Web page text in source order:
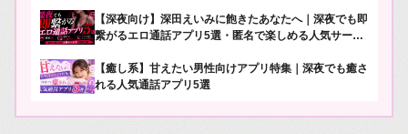
【深夜向け】深田えいみに飽きたあなたへ｜深夜でも即
繋がるエロ通話アプリ5選・匿名で楽しめる人気サービ
【癒し系】甘えたい男性向けアプリ特集｜深夜でも癒さ
れる人気通話アプリ5選